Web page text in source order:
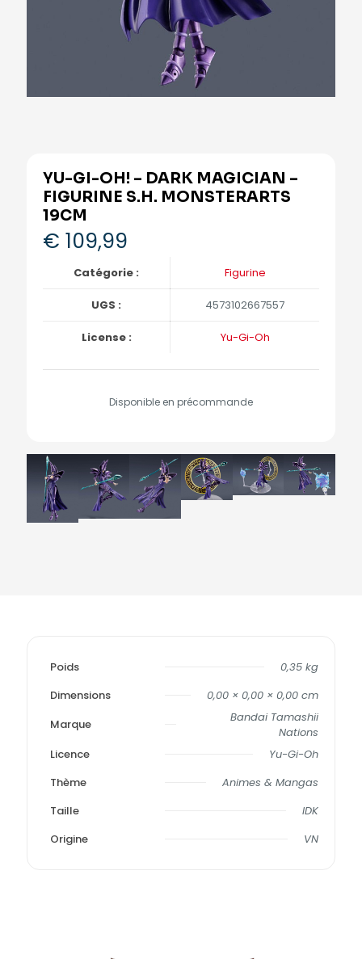
YU-GI-OH! – DARK MAGICIAN –
FIGURINE S.H. MONSTERARTS
19CM
€ 109,99
Catégorie : Figurine
UGS : 4573102667557
License : Yu-Gi-Oh
Disponible en précommande
Poids
0,35 kg
Dimensions
0,00 × 0,00 × 0,00 cm
Marque
Bandai Tamashii
Nations
Licence
Yu-Gi-Oh
Thème
Animes & Mangas
Taille
IDK
Origine
VN